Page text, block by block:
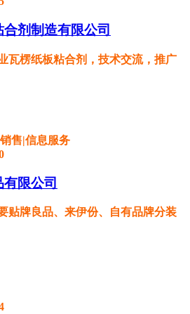
剂制造有限公司
瓦楞纸板粘合剂，技术交流，推广
售|信息服务
限公司
贴牌良品、来伊份、自有品牌分装